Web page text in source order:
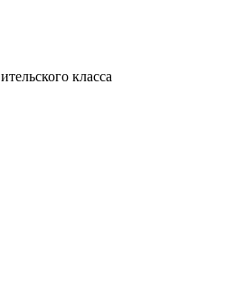
класса